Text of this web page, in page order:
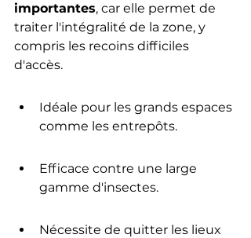
importantes, car elle permet de
traiter l'intégralité de la zone, y
compris les recoins difficiles
d'accès.
Idéale pour les grands espaces
comme les entrepôts.
Efficace contre une large
gamme d'insectes.
Nécessite de quitter les lieux